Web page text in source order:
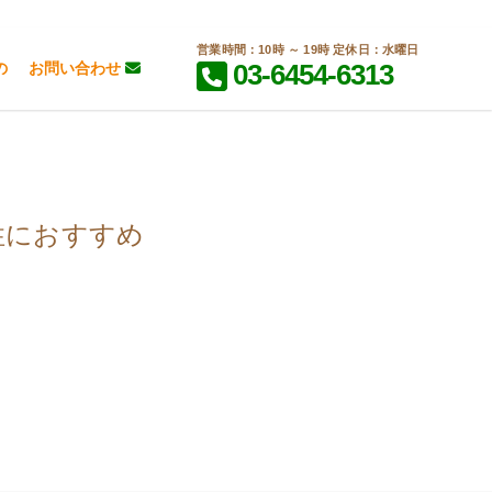
お問い合わせ
営業時間：10時 ～ 19時 定休日：水曜日
03-6454-6313
おすすめ